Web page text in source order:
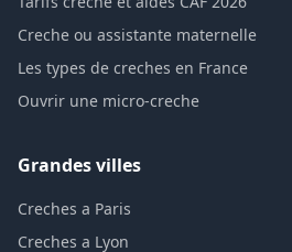
Creche ou assistante maternelle
Les types de creches en France
Ouvrir une micro-creche
Grandes villes
Creches a Paris
Creches a Lyon